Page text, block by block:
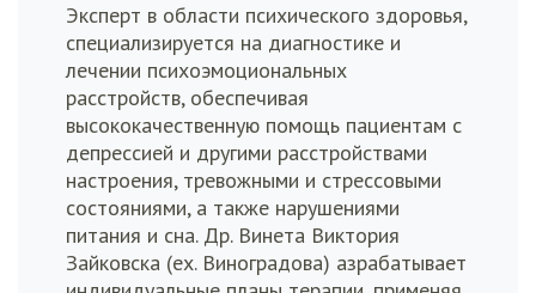
Эксперт в области психического здоровья,
специализируется на диагностике и
лечении психоэмоциональных
расстройств, обеспечивая
высококачественную помощь пациентам с
депрессией и другими расстройствами
настроения, тревожными и стрессовыми
состояниями, а также нарушениями
питания и сна. Др. Винета Виктория
Зайковска (ех. Виноградова) азрабатывает